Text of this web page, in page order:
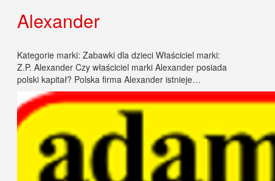
Alexander
Kategorie marki: Zabawki dla dzieci Właściciel marki:
Z.P. Alexander Czy właściciel marki Alexander posiada
polski kapitał? Polska firma Alexander istnieje…